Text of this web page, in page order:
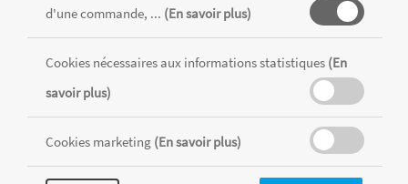
d'une commande, ... (En savoir plus)
Cookies nécessaires aux informations statistiques (En
savoir plus)
Cookies marketing (En savoir plus)
Tous les produits sont vendus dans la limite des stocks disponibles de
chaque magasin, toutes taxes comprises.
CONDITIONS GÉNÉRALES
RÉALISÉ AVEC MERCATOR
CMS